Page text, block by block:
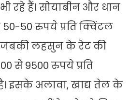
रहे हैं। सोयाबीन और धान
50 रुपये प्रति क्विंटल
जबकी लहसुन के रेट की
से 9500 रुपये प्रति
इसके अलावा, खाद्य तेल के